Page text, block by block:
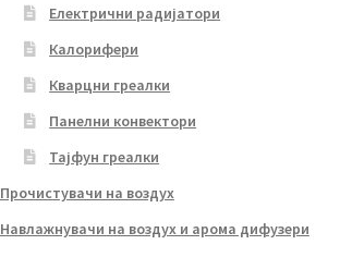
Електрични радијатори
Калорифери
Кварцни греалки
Панелни конвектори
Тајфун греалки
Прочистувачи на воздух
Навлажнувачи на воздух и арома дифузери